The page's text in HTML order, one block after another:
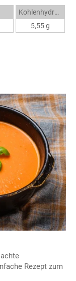
Kohlenhydrate
5,55 g
Rezept zum